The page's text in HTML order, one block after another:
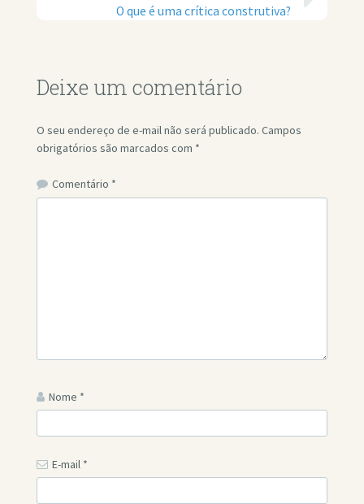
O que é uma crítica construtiva?
Deixe um comentário
O seu endereço de e-mail não será publicado. Campos
obrigatórios são marcados com *
Comentário *
Nome *
E-mail *